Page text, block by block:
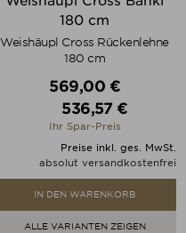
Weishäupl Cross Rückenlehne
180 cm
Verkaufspreis
569,00 €
Preis
536,57 €
Ihr Spar-Preis
Preise inkl. ges. MwSt.
absolut versandkostenfrei
IN DEN WARENKORB
ALLE VARIANTEN ZEIGEN